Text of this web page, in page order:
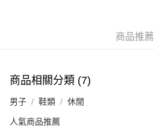
商品推薦
商品相關分類 (7)
男子 鞋類 休閒
人氣商品推薦